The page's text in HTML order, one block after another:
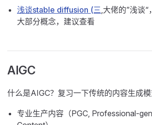
浅谈stable diffusion (三,大佬的”浅谈
大部分概念，建议查看
AIGC
什么是AIGC？复习一下传统的内容生成
专业生产内容（PGC, Professional-